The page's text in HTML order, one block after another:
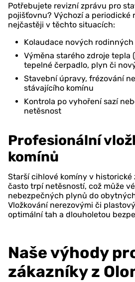
Potřebujete revizní zprávu pro
pojišťovnu? Výchozí a periodické
nejčastěji v těchto situacích:
Kolaudace nových
Výměna starého zdroje tepla
tepelné čerpadlo, plyn či
Stavební úpravy, frézování
stávajícího komínu
Kontrola po vyhoření sazí
netěsnost
Profesionální
komínů
Starší cihlové komíny v historické
často trpí netěsností, což může
nebezpečných plynů do
Vložkování nerezovými či
optimální tah a dlouholetou
Naše výhody
zákazníky z